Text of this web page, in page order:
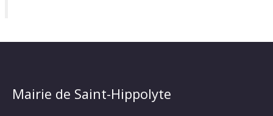
Mairie de Saint-Hippolyte